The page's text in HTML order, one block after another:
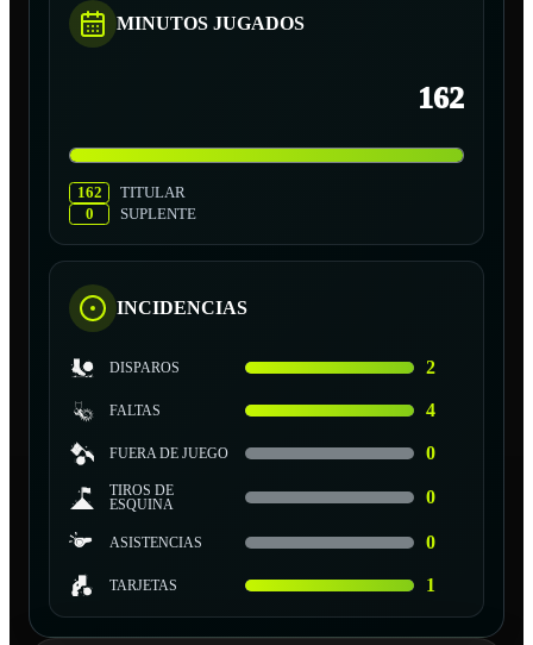
MINUTOS JUGADOS
162
162
TITULAR
0
SUPLENTE
INCIDENCIAS
DISPAROS 2
FALTAS 4
FUERA DE JUEGO 0
TIROS DE
ESQUINA
0
ASISTENCIAS 0
TARJETAS 1